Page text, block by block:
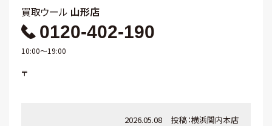
買取ウール 山形店
0120-402-190
10:00～19:00
〒
2026.05.08 投稿：横浜関内本店